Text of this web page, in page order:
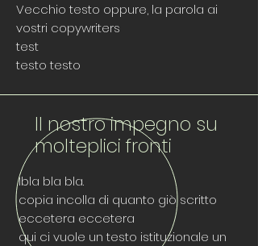
Vecchio testo oppure, la parola ai
vostri copywriters
test
testo testo
Il nostro impegno su
molteplici fronti
Ibla bla bla.
copia incolla di quanto giò scritto
eccetera eccetera
qui ci vuole un testo istituzionale un